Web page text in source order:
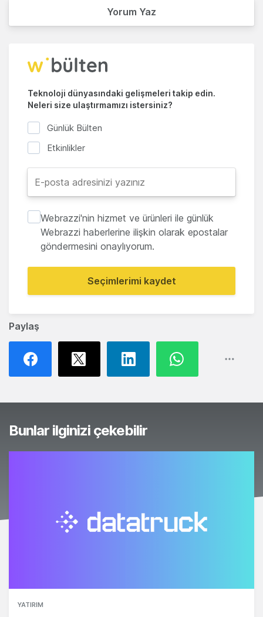
Paylaş
Yorum Yaz
Teknoloji dünyasındaki gelişmeleri takip edin.
Neleri size ulaştırmamızı istersiniz?
Günlük Bülten
Etkinlikler
Webrazzi'nin hizmet ve ürünleri ile günlük
Webrazzi haberlerine ilişkin olarak epostalar
göndermesini onaylıyorum.
Seçimlerimi kaydet
Bunlar ilginizi çekebilir
YATIRIM